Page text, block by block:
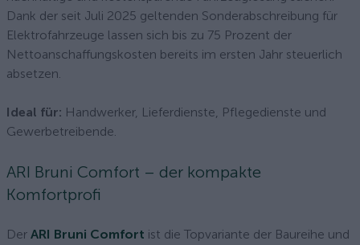
Dank der seit Juli 2025 geltenden Sonderabschreibung für
Elektrofahrzeuge lassen sich bis zu 75 Prozent der
Nettoanschaffungskosten bereits im ersten Jahr steuerlich
absetzen.
Ideal für: Handwerker, Lieferdienste, Pflegedienste und
Gewerbetreibende.
ARI Bruni Comfort – der kompakte
Komfortprofi
Der ARI Bruni Comfort ist die Topvariante der Baureihe und